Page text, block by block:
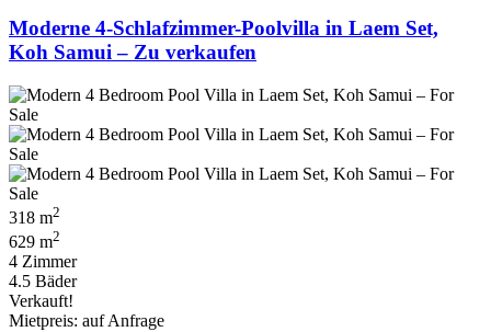
Moderne 4-Schlafzimmer-Poolvilla in Laem Set,
Koh Samui – Zu verkaufen
318 m2
629 m2
4 Zimmer
4.5 Bäder
Verkauft!
Mietpreis: auf Anfrage